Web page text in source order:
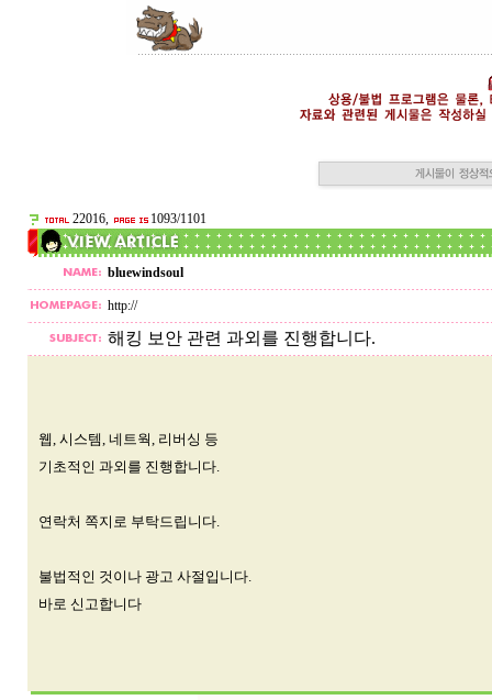
22016, 1093/1101
bluewindsoul
http://
해킹 보안 관련 과외를 진행합니다.
웹, 시스템, 네트웍, 리버싱 등
기초적인 과외를 진행합니다.
연락처 쪽지로 부탁드립니다.
불법적인 것이나 광고 사절입니다.
바로 신고합니다